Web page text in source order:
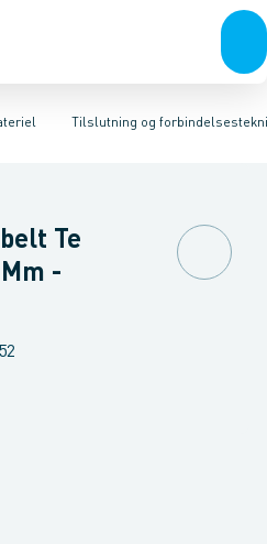
lampeudtagForgreningsmateriel
Tilslutning og
RækkeklemmerTilslutning og
Preskabelsko AL Isoleret
Te
-